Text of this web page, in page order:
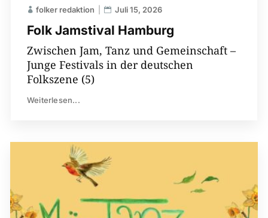
Folk Jamstival Hamburg
folker redaktion Juli 15, 2026
Zwischen Jam, Tanz und Gemeinschaft –
Junge Festivals in der deutschen
Folkszene (5)
Weiterlesen...